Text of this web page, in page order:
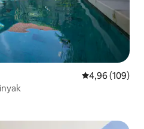
Calificación
4,96 (109)